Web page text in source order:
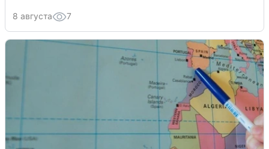
8 августа 7